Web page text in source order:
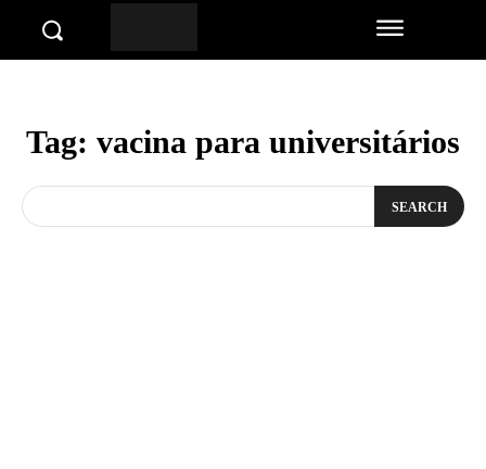
Tag: vacina para universitários
SEARCH